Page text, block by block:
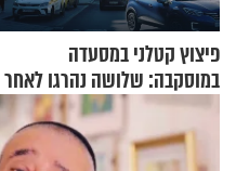
פיצוץ קטלני במסעדה
במוסקבה: שלושה נהרגו לאחר
שמטען שנשאה אישה התפוצץ